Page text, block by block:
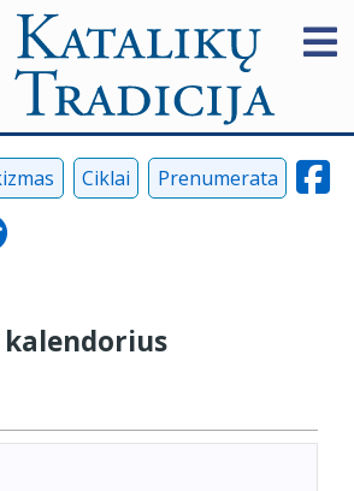
Ciklai Prenumerata